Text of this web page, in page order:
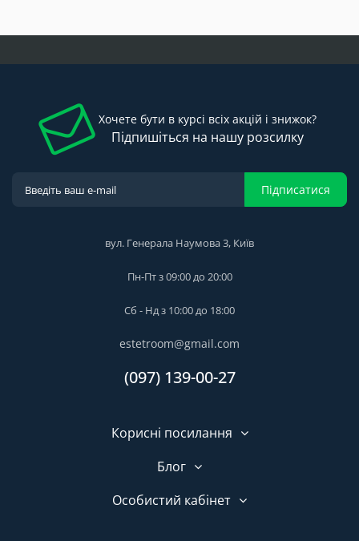
Хочете бути в курсі всіх акцій і знижок?
Підпишіться на нашу розсилку
Підписатися
вул. Генерала Наумова 3, Київ
Пн-Пт з 09:00 до 20:00
Сб - Нд з 10:00 до 18:00
estetroom@gmail.com
(097) 139-00-27
Корисні посилання
Блог
Особистий кабінет